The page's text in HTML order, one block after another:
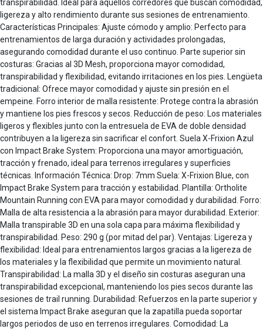
transpirabilidad. Ideal para aquellos corredores que buscan comodidad,
ligereza y alto rendimiento durante sus sesiones de entrenamiento.
Características Principales: Ajuste cómodo y amplio: Perfecto para
entrenamientos de larga duración y actividades prolongadas,
asegurando comodidad durante el uso continuo. Parte superior sin
costuras: Gracias al 3D Mesh, proporciona mayor comodidad,
transpirabilidad y flexibilidad, evitando irritaciones en los pies. Lengüeta
tradicional: Ofrece mayor comodidad y ajuste sin presión en el
empeine. Forro interior de malla resistente: Protege contra la abrasión
y mantiene los pies frescos y secos. Reducción de peso: Los materiales
ligeros y flexibles junto con la entresuela de EVA de doble densidad
contribuyen a la ligereza sin sacrificar el confort. Suela X-Frixion Azul
con Impact Brake System: Proporciona una mayor amortiguación,
tracción y frenado, ideal para terrenos irregulares y superficies
técnicas. Información Técnica: Drop: 7mm Suela: X-Frixion Blue, con
Impact Brake System para tracción y estabilidad. Plantilla: Ortholite
Mountain Running con EVA para mayor comodidad y durabilidad. Forro:
Malla de alta resistencia a la abrasión para mayor durabilidad. Exterior:
Malla transpirable 3D en una sola capa para máxima flexibilidad y
transpirabilidad. Peso: 290 g (por mitad del par). Ventajas: Ligereza y
flexibilidad: Ideal para entrenamientos largos gracias a la ligereza de
los materiales y la flexibilidad que permite un movimiento natural.
Transpirabilidad: La malla 3D y el diseño sin costuras aseguran una
transpirabilidad excepcional, manteniendo los pies secos durante las
sesiones de trail running. Durabilidad: Refuerzos en la parte superior y
el sistema Impact Brake aseguran que la zapatilla pueda soportar
largos periodos de uso en terrenos irregulares. Comodidad: La